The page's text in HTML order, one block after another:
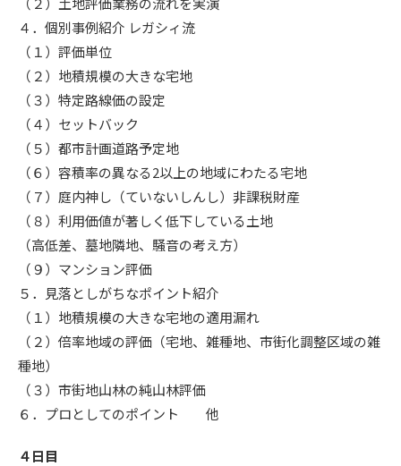
４．個別事例紹介 レガシィ流
（１）評価単位
（２）地積規模の大きな宅地
（３）特定路線価の設定
（４）セットバック
（５）都市計画道路予定地
（６）容積率の異なる2以上の地域にわたる宅地
（７）庭内神し（ていないしんし）非課税財産
（８）利用価値が著しく低下している土地
（高低差、墓地隣地、騒音の考え方）
（９）マンション評価
５．見落としがちなポイント紹介
（１）地積規模の大きな宅地の適用漏れ
（２）倍率地域の評価（宅地、雑種地、市街化調整区域の雑
種地）
（３）市街地山林の純山林評価
６．プロとしてのポイント 他
４日目